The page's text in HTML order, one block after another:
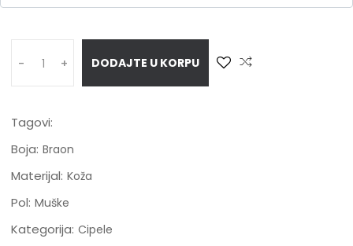
- + DODAJTE U KORPU
Tagovi:
Boja: Braon
Materijal: Koža
Pol: Muške
Kategorija: Cipele